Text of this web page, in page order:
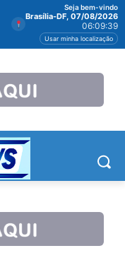
Seja bem-vindo
Brasília-DF, 07/08/2026
06:09:39
Usar minha localização